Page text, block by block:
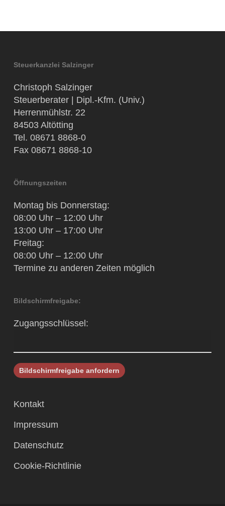
Steuerkanzlei Salzinger
Christoph Salzinger
Steuerberater | Dipl.-Kfm. (Univ.)
Herrenmühlstr. 22
84503 Altötting
Tel. 08671 8868-0
Fax 08671 8868-10
Öffnungszeiten
Montag bis Donnerstag:
08:00 Uhr – 12:00 Uhr
13:00 Uhr – 17:00 Uhr
Freitag:
08:00 Uhr – 12:00 Uhr
Termine zu anderen Zeiten möglich
Bildschirmfreigabe:
Zugangsschlüssel:
Kontakt
Impressum
Datenschutz
Cookie-Richtlinie